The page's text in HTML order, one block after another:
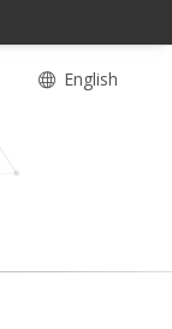
English